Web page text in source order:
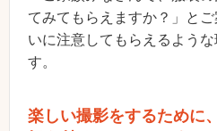
てみてもらえますか？」と
いに注意してもらえるよう
す。
楽しい撮影をするために